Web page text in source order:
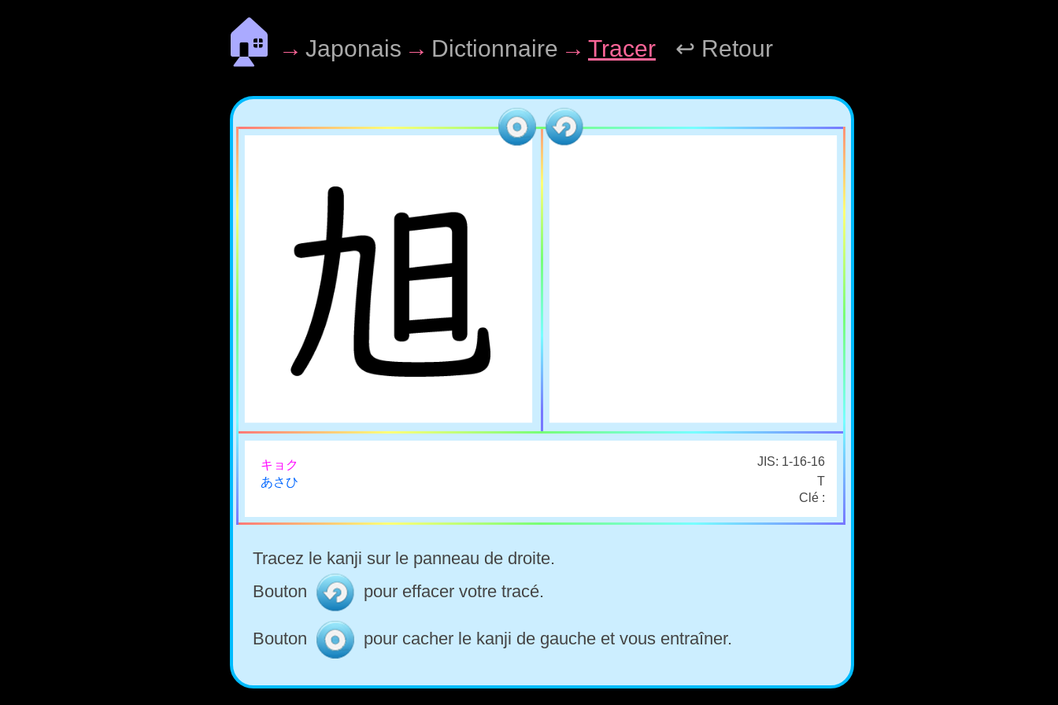
🏠 → Japonais → Dictionnaire → Tracer ↩ Retour
キョク
JIS: 1-16-16
あさひ
T
Clé :
Tracez le kanji sur le panneau de droite.
Bouton
pour effacer votre tracé.
Bouton pour cacher le kanji de gauche et vous entraîner.